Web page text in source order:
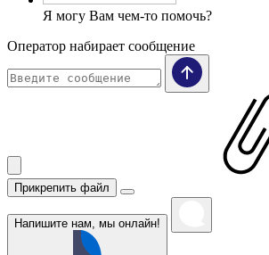
Я могу Вам чем-то помочь?
Оператор набирает сообщение
Прикрепить файл
Напишите нам, мы онлайн!